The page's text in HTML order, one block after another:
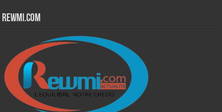
Rewmi.Com